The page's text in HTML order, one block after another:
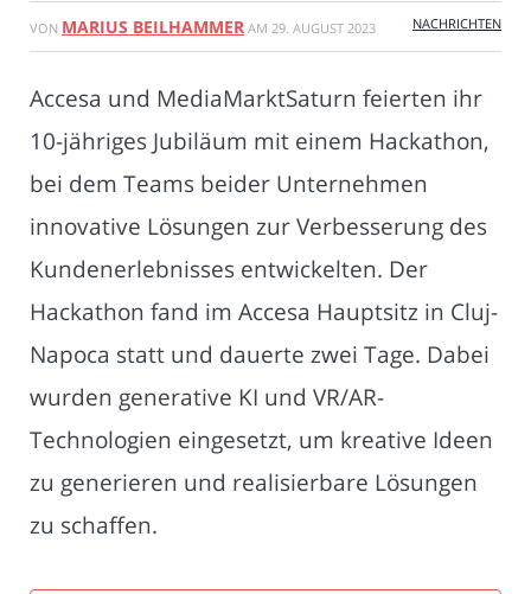
VON MARIUS BEILHAMMER AM 29. AUGUST 2023 NACHRICHTEN
Accesa und MediaMarktSaturn feierten ihr
10-jähriges Jubiläum mit einem Hackathon,
bei dem Teams beider Unternehmen
innovative Lösungen zur Verbesserung des
Kundenerlebnisses entwickelten. Der
Hackathon fand im Accesa Hauptsitz in Cluj-
Napoca statt und dauerte zwei Tage. Dabei
wurden generative KI und VR/AR-
Technologien eingesetzt, um kreative Ideen
zu generieren und realisierbare Lösungen
zu schaffen.